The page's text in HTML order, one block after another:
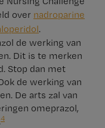
over nadroparine
.
de werking van
Dit is te merken
Stop dan met
de werking van
De arts zal van
omeprazol,
4